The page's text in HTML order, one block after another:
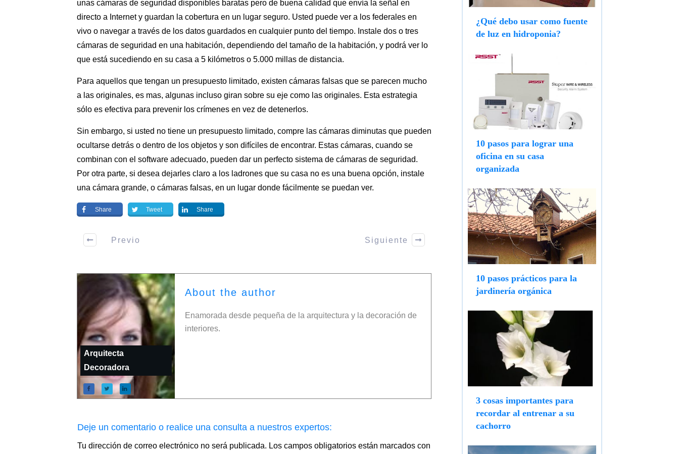
unas cámaras de seguridad disponibles baratas pero de buena calidad que envía la señal en
directo a Internet y guardan la cobertura en un lugar seguro. Usted puede ver a los federales en
vivo o navegar a través de los datos guardados en cualquier punto del tiempo. Instale dos o tres
cámaras de seguridad en una habitación, dependiendo del tamaño de la habitación, y podrá ver lo
que está sucediendo en su casa a 5 kilómetros o 5.000 millas de distancia.
Para aquellos que tengan un presupuesto limitado, existen cámaras falsas que se parecen mucho
a las originales, es mas, algunas incluso giran sobre su eje como las originales. Esta estrategia
sólo es efectiva para prevenir los crímenes en vez de detenerlos.
Sin embargo, si usted no tiene un presupuesto limitado, compre las cámaras diminutas que pueden
ocultarse detrás o dentro de los objetos y son difíciles de encontrar. Estas cámaras, cuando se
combinan con el software adecuado, pueden dar un perfecto sistema de cámaras de seguridad.
Por otra parte, si desea dejarles claro a los ladrones que su casa no es una buena opción, instale
una cámara grande, o cámaras falsas, en un lugar donde fácilmente se puedan ver.
Share Tweet Share
Previo Siguiente
Arquitecta
Decoradora
About the author
Enamorada desde pequeña de la arquitectura y la decoración de
interiores.
Deje un comentario o realice una consulta a nuestros expertos:
Tu dirección de correo electrónico no será publicada. Los campos obligatorios están marcados con
¿Qué debo usar como fuente
de luz en hidroponia?
10 pasos para lograr una
oficina en su casa
organizada
10 pasos prácticos para la
jardinería orgánica
3 cosas importantes para
recordar al entrenar a su
cachorro